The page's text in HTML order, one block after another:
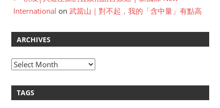
International on 武當山｜對不起，我的「含中量」有點高
ARCHIVES
A
h
TAGS